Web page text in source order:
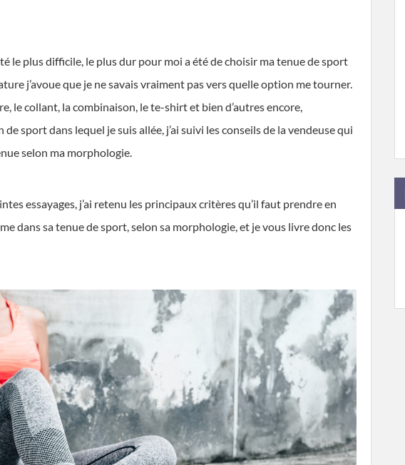
le plus difficile, le plus dur pour moi a été de choisir ma tenue de sport
j’avoue que je ne savais vraiment pas vers quelle option me tourner.
le collant, la combinaison, le te-shirt et bien d’autres encore,
sport dans lequel je suis allée, j’ai suivi les conseils de la vendeuse qui
selon ma morphologie.
essayages, j’ai retenu les principaux critères qu’il faut prendre en
dans sa tenue de sport, selon sa morphologie, et je vous livre donc les